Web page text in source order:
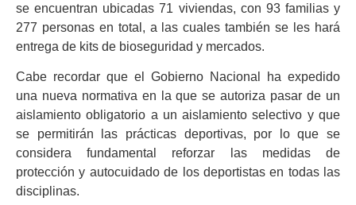
se encuentran ubicadas 71 viviendas, con 93 familias y
277 personas en total, a las cuales también se les hará
entrega de kits de bioseguridad y mercados.
Cabe recordar que el Gobierno Nacional ha expedido
una nueva normativa en la que se autoriza pasar de un
aislamiento obligatorio a un aislamiento selectivo y que
se permitirán las prácticas deportivas, por lo que se
considera fundamental reforzar las medidas de
protección y autocuidado de los deportistas en todas las
disciplinas.